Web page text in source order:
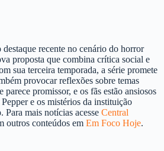
recente no cenário do horror
proposta que combina crítica social e
sua terceira temporada, a série promete
provocar reflexões sobre temas
promissor, e os fãs estão ansiosos
e os mistérios da instituição
Para mais notícias acesse Central
outros conteúdos em Em Foco Hoje.